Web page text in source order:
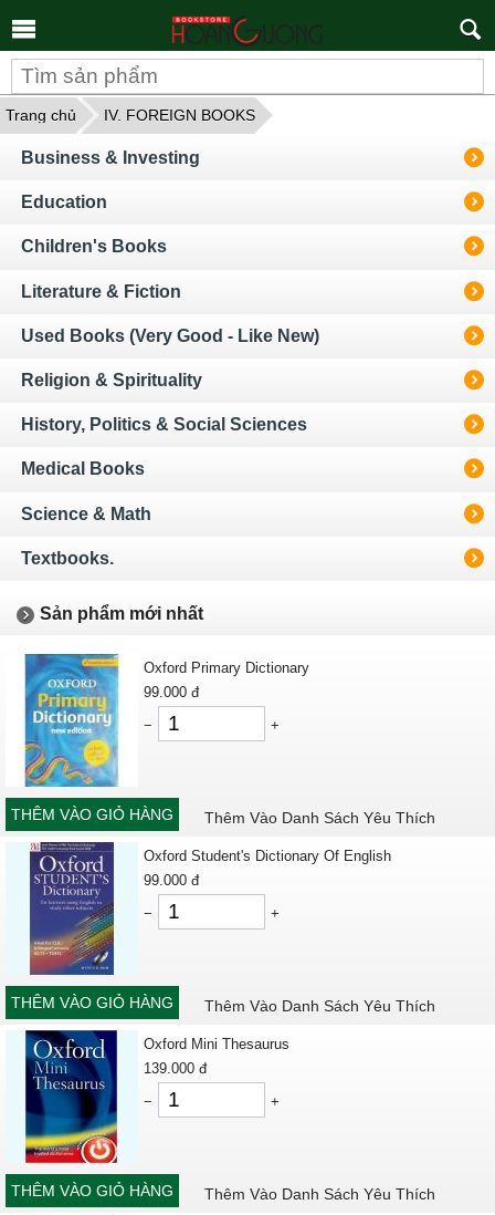
Trang chủ IV. FOREIGN BOOKS
Business & Investing
Education
Children's Books
Literature & Fiction
Used Books (Very Good - Like New)
Religion & Spirituality
History, Politics & Social Sciences
Medical Books
Science & Math
Textbooks.
Sản phẩm mới nhất
Oxford Primary Dictionary
99.000 đ
−
+
THÊM VÀO GIỎ HÀNG Thêm Vào Danh Sách Yêu Thích
Oxford Student's Dictionary Of English
99.000 đ
−
+
THÊM VÀO GIỎ HÀNG Thêm Vào Danh Sách Yêu Thích
Oxford Mini Thesaurus
139.000 đ
−
+
THÊM VÀO GIỎ HÀNG Thêm Vào Danh Sách Yêu Thích